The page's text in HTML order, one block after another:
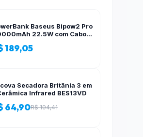
Baseus Bipow2 Pro
22.5W com Cabo
FC51
189,05
Secadora Britânia 3 em
Infrared BES13VD
64,90R$ 104,41